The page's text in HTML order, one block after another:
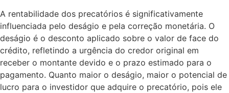
A rentabilidade dos precatórios é significativamente
influenciada pelo deságio e pela correção monetária. O
deságio é o desconto aplicado sobre o valor de face do
crédito, refletindo a urgência do credor original em
receber o montante devido e o prazo estimado para o
pagamento. Quanto maior o deságio, maior o potencial de
lucro para o investidor que adquire o precatório, pois ele